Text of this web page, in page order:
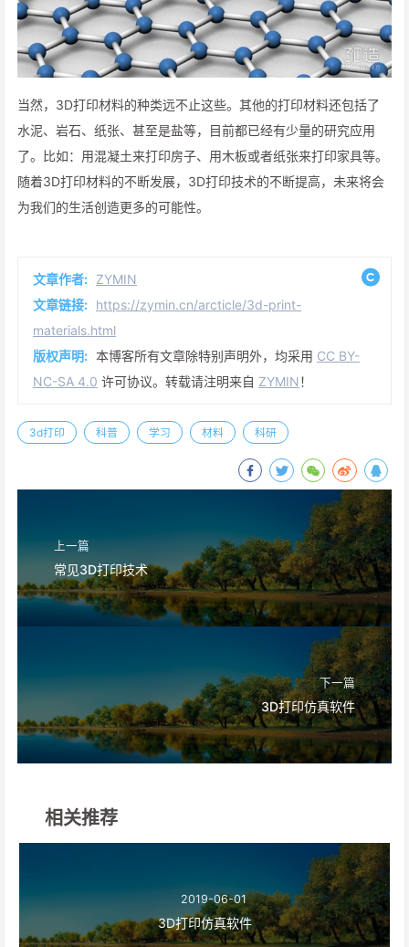
当然，3D打印材料的种类远不止这些。其他的打印材料还包括了
水泥、岩石、纸张、甚至是盐等，目前都已经有少量的研究应用
了。比如：用混凝土来打印房子、用木板或者纸张来打印家具等。
随着3D打印材料的不断发展，3D打印技术的不断提高，未来将会
为我们的生活创造更多的可能性。
文章作者: ZYMIN
文章链接: https://zymin.cn/arcticle/3d-print-
materials.html
版权声明: 本博客所有文章除特别声明外，均采用 CC BY-
NC-SA 4.0 许可协议。转载请注明来自 ZYMIN！
3d打印 科普 学习 材料 科研
上一篇
常见3D打印技术
下一篇
3D打印仿真软件
相关推荐
2019-06-01
3D打印仿真软件